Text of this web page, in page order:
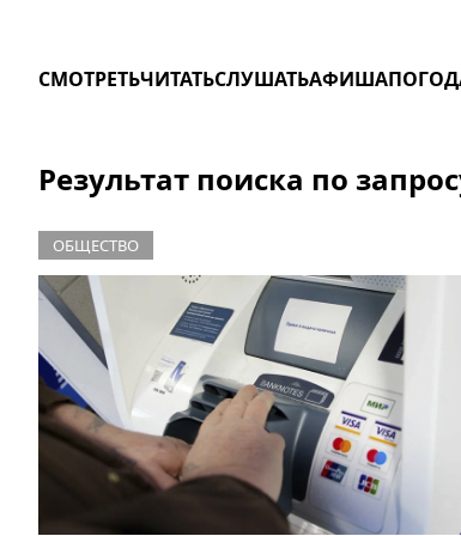
СМОТРЕТЬЧИТАТЬСЛУШАТЬАФИША
Результат поиска по
ОБЩЕСТВО